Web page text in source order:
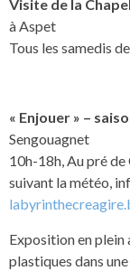
Visite de la
à Aspet
Tous les samedis
« Enjouer » –
Sengouagnet
10h-18h, Au pré
suivant la météo,
Exposition en plein
plastiques dans